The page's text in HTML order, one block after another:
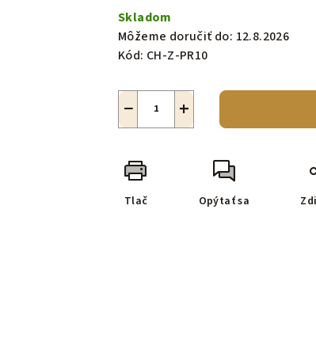
cena:
Skladom
Môžeme doručiť do: 12.8.2026
Kód: CH-Z-PR10
+
−
Tlač Opýtať sa